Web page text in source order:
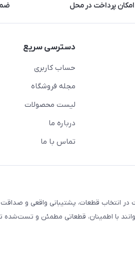
امکان پرداخت در محل
دسترسی سریع
حساب کاربری
مجله فروشگاه
لیست محصولات
درباره ما
تماس با ما
در انتخاب قطعات، پشتیبانی واقعی و
با اطمینان، قطعاتی مطمئن و